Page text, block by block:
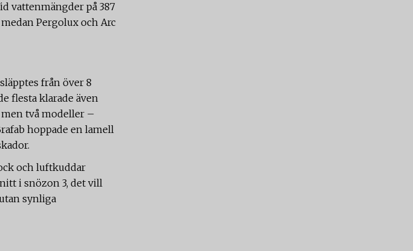
vattenmängder på 387
Pergolux och Arc
från över 8
flesta klarade även
två modeller –
hoppade en lamell
och luftkuddar
i snözon 3, det vill
synliga